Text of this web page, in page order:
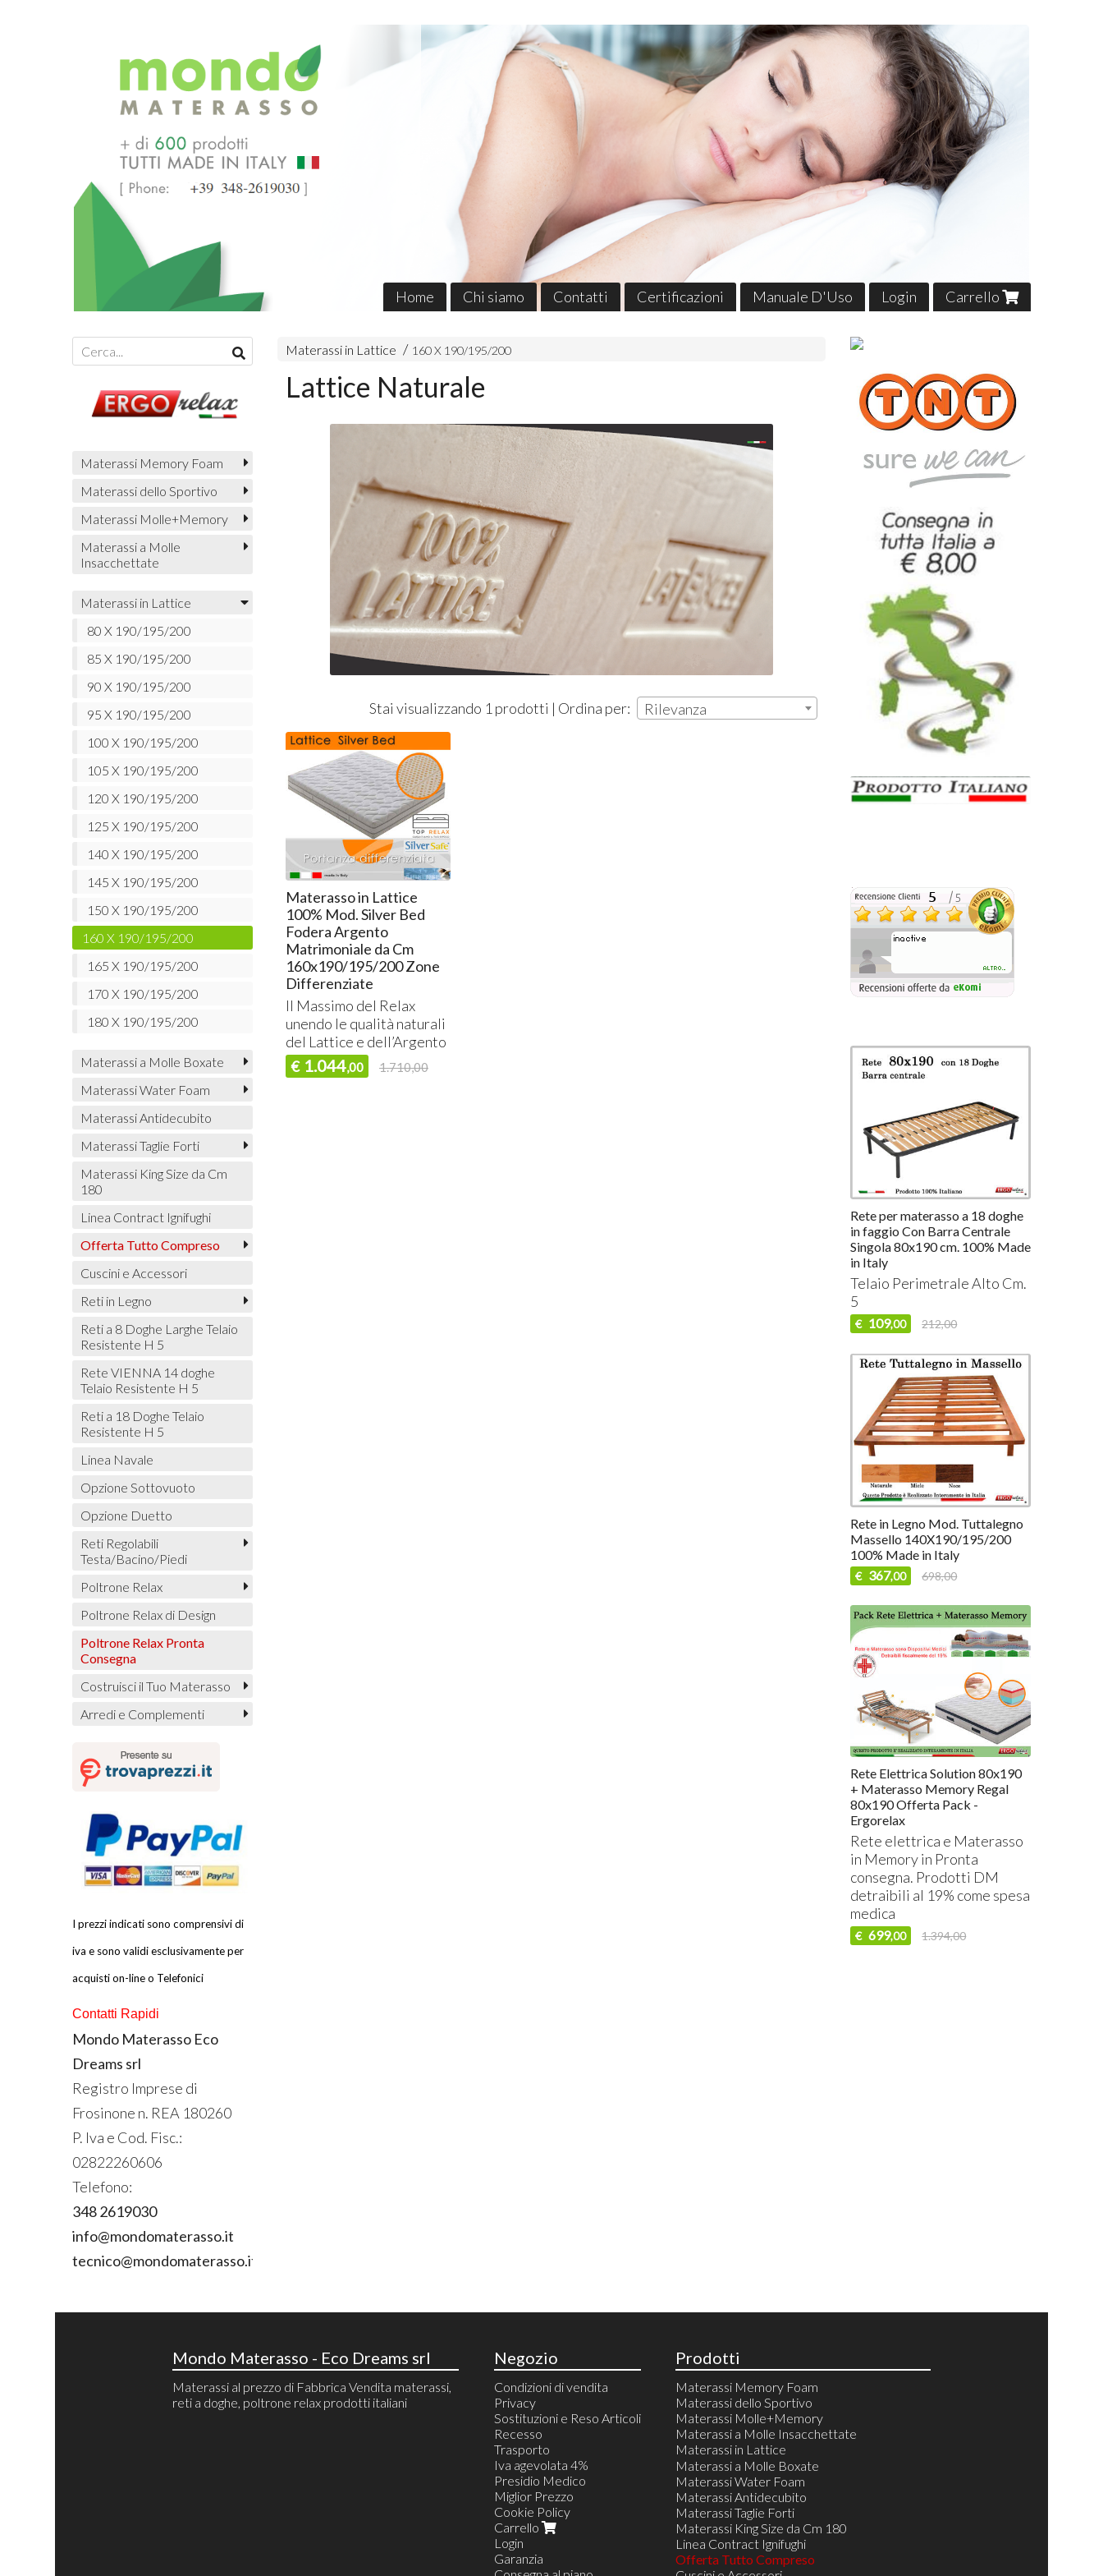
Home Chi siamo Contatti Certificazioni Manuale D'Uso Login Carrello
Materassi in Lattice 160 X 190/195/200
Lattice Naturale
Stai visualizzando 1 prodotti | Ordina per: Rilevanza
Materasso in Lattice
100% Mod. Silver Bed
Fodera Argento
Matrimoniale da Cm
160x190/195/200 Zone
Differenziate
Il Massimo del Relax
unendo le qualità naturali
del Lattice e dell’Argento
€ 1.044,00 1.710,00
Materassi Memory Foam
Materassi dello Sportivo
Materassi Molle+Memory
Materassi a Molle
Insacchettate
Materassi in Lattice
80 X 190/195/200
85 X 190/195/200
90 X 190/195/200
95 X 190/195/200
100 X 190/195/200
105 X 190/195/200
120 X 190/195/200
125 X 190/195/200
140 X 190/195/200
145 X 190/195/200
150 X 190/195/200
160 X 190/195/200
165 X 190/195/200
170 X 190/195/200
180 X 190/195/200
Materassi a Molle Boxate
Materassi Water Foam
Materassi Antidecubito
Materassi Taglie Forti
Materassi King Size da Cm
180
Linea Contract Ignifughi
Offerta Tutto Compreso
Cuscini e Accessori
Reti in Legno
Reti a 8 Doghe Larghe Telaio
Resistente H 5
Rete VIENNA 14 doghe
Telaio Resistente H 5
Reti a 18 Doghe Telaio
Resistente H 5
Linea Navale
Opzione Sottovuoto
Opzione Duetto
Reti Regolabili
Testa/Bacino/Piedi
Poltrone Relax
Poltrone Relax di Design
Poltrone Relax Pronta
Consegna
Costruisci il Tuo Materasso
Arredi e Complementi
I prezzi indicati sono comprensivi di
iva e sono validi esclusivamente per
acquisti on-line o Telefonici
Contatti Rapidi
Mondo Materasso Eco
Dreams srl
Registro Imprese di
Frosinone n. REA 180260
P. Iva e Cod. Fisc.:
02822260606
Telefono:
348 2619030
info@mondomaterasso.it
tecnico@mondomaterasso.it
Rete per materasso a 18 doghe
in faggio Con Barra Centrale
Singola 80x190 cm. 100% Made
in Italy
Telaio Perimetrale Alto Cm.
5
€ 109,00 212,00
Rete in Legno Mod. Tuttalegno
Massello 140X190/195/200
100% Made in Italy
€ 367,00 698,00
Rete Elettrica Solution 80x190
+ Materasso Memory Regal
80x190 Offerta Pack -
Ergorelax
Rete elettrica e Materasso
in Memory in Pronta
consegna. Prodotti DM
detraibili al 19% come spesa
medica
€ 699,00 1.394,00
Mondo Materasso - Eco Dreams srl
Materassi al prezzo di Fabbrica Vendita materassi,
reti a doghe, poltrone relax prodotti italiani
Negozio
Condizioni di vendita
Privacy
Sostituzioni e Reso Articoli
Recesso
Trasporto
Iva agevolata 4%
Presidio Medico
Miglior Prezzo
Cookie Policy
Carrello
Login
Garanzia
Prodotti
Materassi Memory Foam
Materassi dello Sportivo
Materassi Molle+Memory
Materassi a Molle Insacchettate
Materassi in Lattice
80 X 190/195/200
85 X 190/195/200
90 X 190/195/200
95 X 190/195/200
100 X 190/195/200
105 X 190/195/200
120 X 190/195/200
Materassi a Molle Boxate
Materassi Water Foam
Materassi Antidecubito
Materassi Taglie Forti
Materassi King Size da Cm 180
Linea Contract Ignifughi
Offerta Tutto Compreso